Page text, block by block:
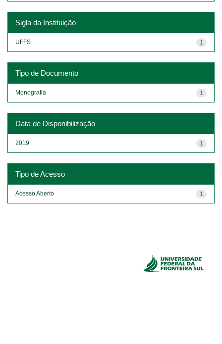
Sigla da Instituição
1
UFFS
Tipo de Documento
1
Monografia
Data de Disponibilização
1
2019
Tipo de Acesso
1
Acesso Aberto